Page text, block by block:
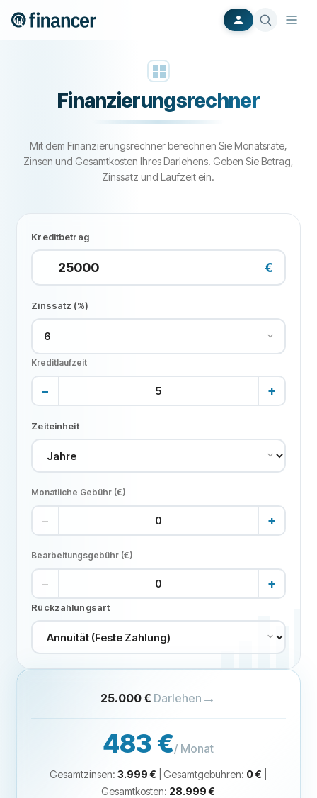
Finanzierungsrechner
Mit dem Finanzierungsrechner berechnen Sie Monatsrate,
Zinsen und Gesamtkosten Ihres Darlehens. Geben Sie Betrag,
Zinssatz und Laufzeit ein.
Kreditbetrag
€
Zinssatz (%)
Kreditlaufzeit
− +
Zeiteinheit
Monatliche Gebühr (€)
− +
Bearbeitungsgebühr (€)
− +
Rückzahlungsart
25.000 € Darlehen →
483 €/ Monat
Gesamtzinsen:3.999 € Gesamtgebühren: 0 €
Gesamtkosten: 28.999 €